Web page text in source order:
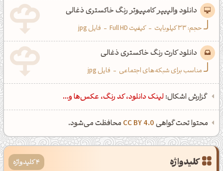
دانلود والپیپر کامپیوتر رنگ خاکستری ذغالی
حجم: 33 کیلوبایت - کیفیت Full HD - فایل jpg
دانلود کارت رنگ خاکستری ذغالی
مناسب برای شبکه‌های اجتماعی - فایل jpg
گزارش اشکال: لینک دانلود، کد رنگ، عکس‌ها و...
محتوا تحت گواهیCC BY 4.0 محافظت می‌شود.
کلیدواژه 4 کلیدواژه